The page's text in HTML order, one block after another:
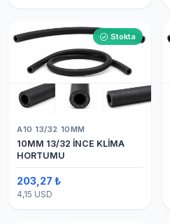
Stokta
A10 13/32 10MM
10MM 13/32 İNCE KLİMA
HORTUMU
203,27 ₺
4,15 USD